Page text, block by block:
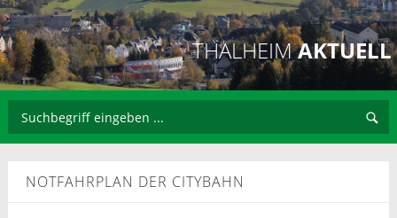
THALHEIMAKTUELL
NOTFAHRPLAN DER CITYBAHN